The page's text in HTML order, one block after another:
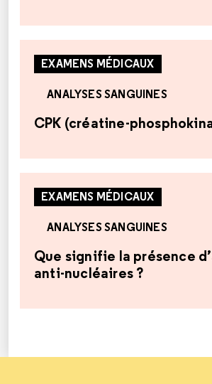
EXAMENS MÉDICAUX
ANALYSES SANGUINES
CPK (créatine-
EXAMENS MÉDICAUX
ANALYSES SANGUINES
Que signifie la présence
anti-nucléaires ?